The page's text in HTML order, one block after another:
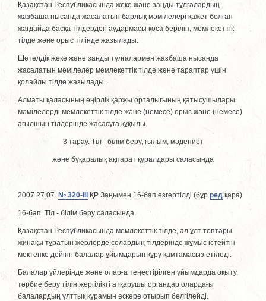
Қазақстан Республикасында жеке және заңды тұлғалардың
жазбаша нысанда жасалатын барлық мәмiлелерi қажет болған
жағдайда басқа тiлдердегi аудармасы қоса берiлiп, мемлекеттік
тiлде және орыс тілінде жазылады.
Шетелдiк жеке және заңды тұлғалармен жазбаша нысанда
жасалатын мәмiлелер мемлекеттік тiлде және тараптар үшiн
қолайлы тiлде жазылады.
Алматы қаласының өңірлік қаржы орталығының қатысушылары
мәмілелерді мемлекеттік тілде және (немесе) орыс және (немесе)
ағылшын тілдерінде жасасуға құқылы.
3 тарау. Тiл - білім беру, ғылым, мәдениет
және бұқаралық ақпарат құралдары саласында
2007.27.07. № 320-III ҚР Заңымен 16-бап өзгертілді (бұр.ред.қара)
16-бап. Тiл - білім беру саласында
Қазақстан Республикасында мемлекеттік тiлде, ал ұлт топтары
жинақы тұратын жерлерде солардың тiлдерiнде жұмыс iстейтiн
мектепке дейiнгi балалар ұйымдарын құру қамтамасыз етiледi.
Балалар үйлерiнде және оларға теңестiрiлген ұйымдарда оқыту,
тәрбие беру тілін жергiлiктi атқарушы органдар олардағы
балалардың ұлттық құрамын ескере отырып белгiлейдi.